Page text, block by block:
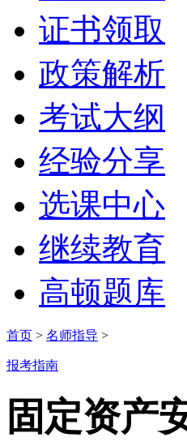
证书领取
政策解析
考试大纲
经验分享
选课中心
继续教育
高顿题库
首页 > 名师指导 >
报考指南
固定资产